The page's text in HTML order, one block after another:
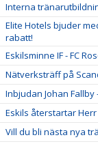
Interna
Elite Hotels bjuder
rabatt!
Eskilsminne IF - FC
Nätverksträff på
Inbjudan Johan
Eskils återstartar Herr
Vill du bli nästa nya